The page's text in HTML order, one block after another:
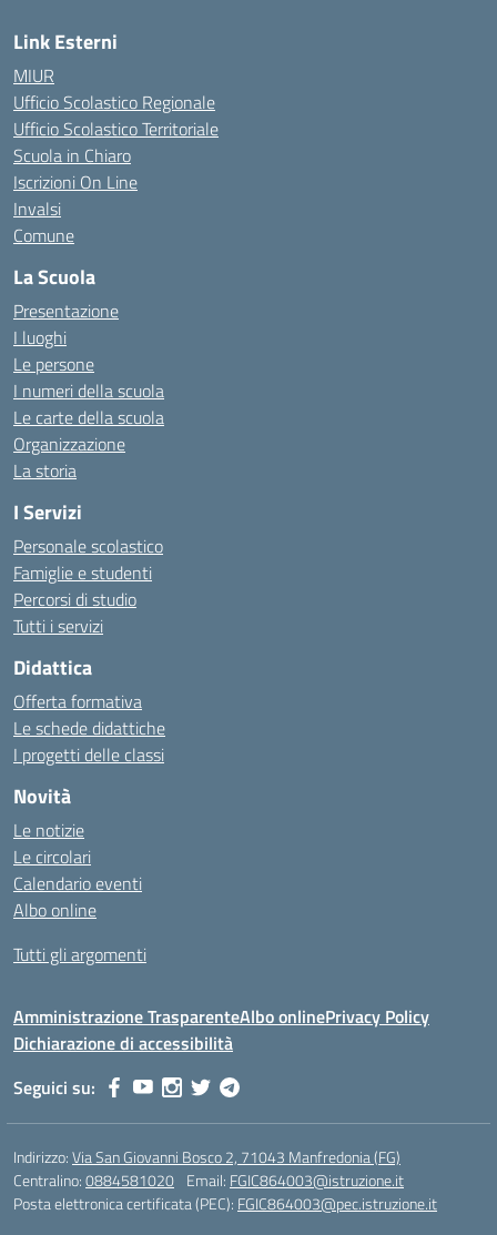
Link Esterni
MIUR
Ufficio Scolastico Regionale
Ufficio Scolastico Territoriale
Scuola in Chiaro
Iscrizioni On Line
Invalsi
Comune
La Scuola
Presentazione
I luoghi
Le persone
I numeri della scuola
Le carte della scuola
Organizzazione
La storia
I Servizi
Personale scolastico
Famiglie e studenti
Percorsi di studio
Tutti i servizi
Didattica
Offerta formativa
Le schede didattiche
I progetti delle classi
Novità
Le notizie
Le circolari
Calendario eventi
Albo online
Tutti gli argomenti
Amministrazione TrasparenteAlbo onlinePrivacy Policy
Dichiarazione di accessibilità
Seguici su:
Indirizzo:Via San Giovanni Bosco 2, 71043 Manfredonia (FG)
Centralino:0884581020 Email: FGIC864003@istruzione.it
Posta elettronica certificata (PEC): FGIC864003@pec.istruzione.it